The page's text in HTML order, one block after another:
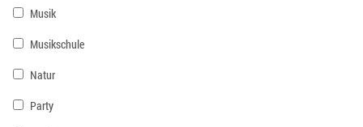
Musik
Musikschule
Natur
Party